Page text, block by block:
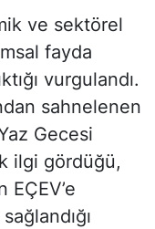
ve sektörel
fayda
vurgulandı.
sahnelenen
Gecesi
ilgi gördüğü,